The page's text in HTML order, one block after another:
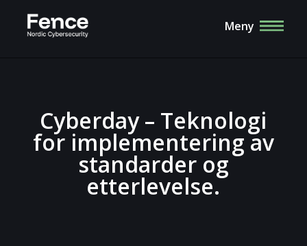
Meny
Cyberday – Teknologi
for implementering av
standarder og
etterlevelse.